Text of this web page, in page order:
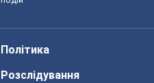
Політика
Розслідування